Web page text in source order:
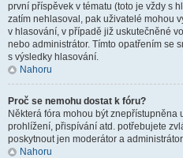
první příspěvek v tématu (toto je vždy s
zatím nehlasoval, pak uživatelé mohou
v hlasování, v případě již uskutečněné
nebo administrátor. Tímto opatřením se
s výsledky hlasování.
Nahoru
Proč se nemohu dostat k fóru?
Některá fóra mohou být znepřístupněna
prohlížení, přispívání atd. potřebujete
poskytnout jen moderátor a
Nahoru